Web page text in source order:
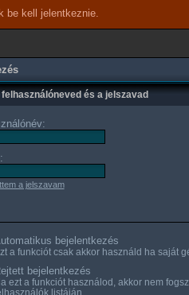
be kell jelentkeznie.
és a jelszavad
a jelszavam
bejelentkezés
a funkciót csak akkor használd ha saját
bejelentkezés
ezt a funkciót használod, akkor nem
listáján